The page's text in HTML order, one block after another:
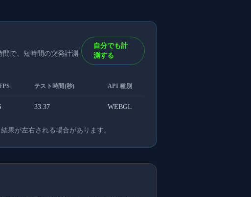
で、短時間の突発計測
自分でも計
測する
テスト時間(秒) API 種別
33.37 WEBGL
果が左右される場合があります。